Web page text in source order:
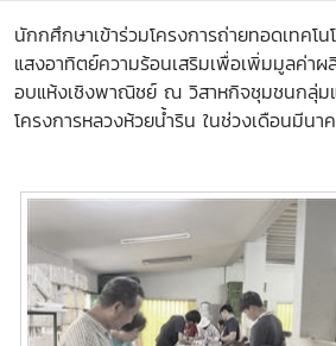
นักกศึกษาเข้าร่วมโครงการถ่ายทอดเทคโ
แสงอาทิตย์ความร้อนเสริมเพื่อเพิ่มมูลค่า
อบแห้งเชิงพาณิชย์ ณ วิสาหกิจชุมชนกลุ่
โครงการหลวงห้วยน้ำริน ในช่วงเดือนมีนา